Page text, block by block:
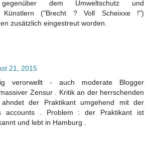
gegenüber dem Umweltschutz und
Künstlern ("Brecht ? Voll Scheixxe !")
zusätzlich eingestreut worden.
21, 2015
verorwellt - auch moderate Blogger
Zensur . Kritik an der herrschenden
ahndet der Praktikant umgehend mit der
accounts . Problem : der Praktikant ist
und lebt in Hamburg .